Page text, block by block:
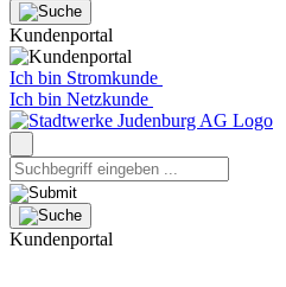
Kundenportal
Ich bin Stromkunde
Ich bin Netzkunde
Kundenportal